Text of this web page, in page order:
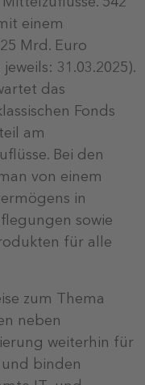
einem
Mrd. Euro
31.03.2025).
das
Fonds
am
Bei den
von einem
in
sowie
für alle
zum Thema
neben
weiterhin für
binden